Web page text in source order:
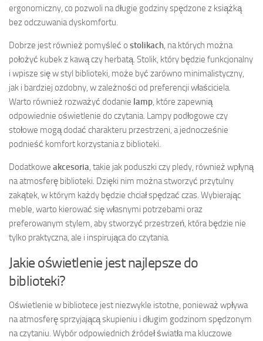
ergonomiczny, co pozwoli na długie godziny spędzone z książką
bez odczuwania dyskomfortu.
Dobrze jest również pomyśleć o stolikach, na których można
położyć kubek z kawą czy herbatą. Stolik, który będzie funkcjonalny
i wpisze się w styl biblioteki, może być zarówno minimalistyczny,
jak i bardziej ozdobny, w zależności od preferencji właściciela.
Warto również rozważyć dodanie lamp, które zapewnią
odpowiednie oświetlenie do czytania. Lampy podłogowe czy
stołowe mogą dodać charakteru przestrzeni, a jednocześnie
podnieść komfort korzystania z biblioteki.
Dodatkowe akcesoria, takie jak poduszki czy pledy, również wpłyną
na atmosferę biblioteki. Dzięki nim można stworzyć przytulny
zakątek, w którym każdy będzie chciał spędzać czas. Wybierając
meble, warto kierować się własnymi potrzebami oraz
preferowanym stylem, aby stworzyć przestrzeń, która będzie nie
tylko praktyczna, ale i inspirująca do czytania.
Jakie oświetlenie jest najlepsze do
biblioteki?
Oświetlenie w bibliotece jest niezwykle istotne, ponieważ wpływa
na atmosferę sprzyjającą skupieniu i długim godzinom spędzonym
na czytaniu. Wybór odpowiednich źródeł światła ma kluczowe